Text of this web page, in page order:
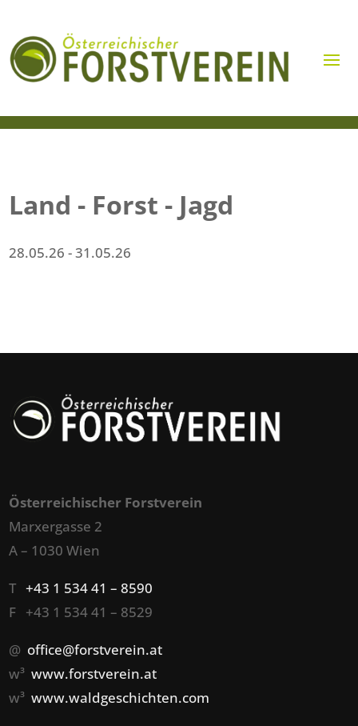
Land - Forst - Jagd
28.05.26 - 31.05.26
Österreichischer Forstverein
Marxergasse 2
A – 1030 Wien
T+43 1 534 41 – 8590
F +43 1 534 41 – 8529
@ office@forstverein.at
w³www.forstverein.at
w³www.waldgeschichten.com